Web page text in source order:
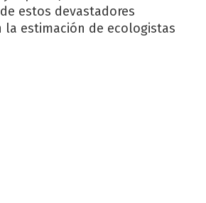
estos devastadores
la estimación de ecologistas